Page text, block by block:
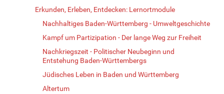
Erkunden, Erleben, Entdecken: Lernortmodule
Nachhaltiges Baden-Württemberg - Umweltgeschichte
Kampf um Partizipation - Der lange Weg zur Freiheit
Nachkriegszeit - Politischer Neubeginn und
Entstehung Baden-Württembergs
Jüdisches Leben in Baden und Württemberg
Altertum